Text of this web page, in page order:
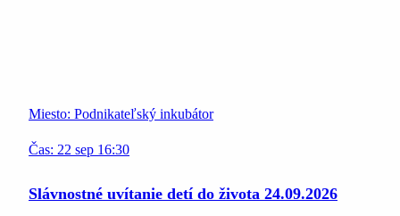
Miesto: Podnikateľský inkubátor
Čas: 22 sep 16:30
Slávnostné uvítanie detí do života 24.09.2026